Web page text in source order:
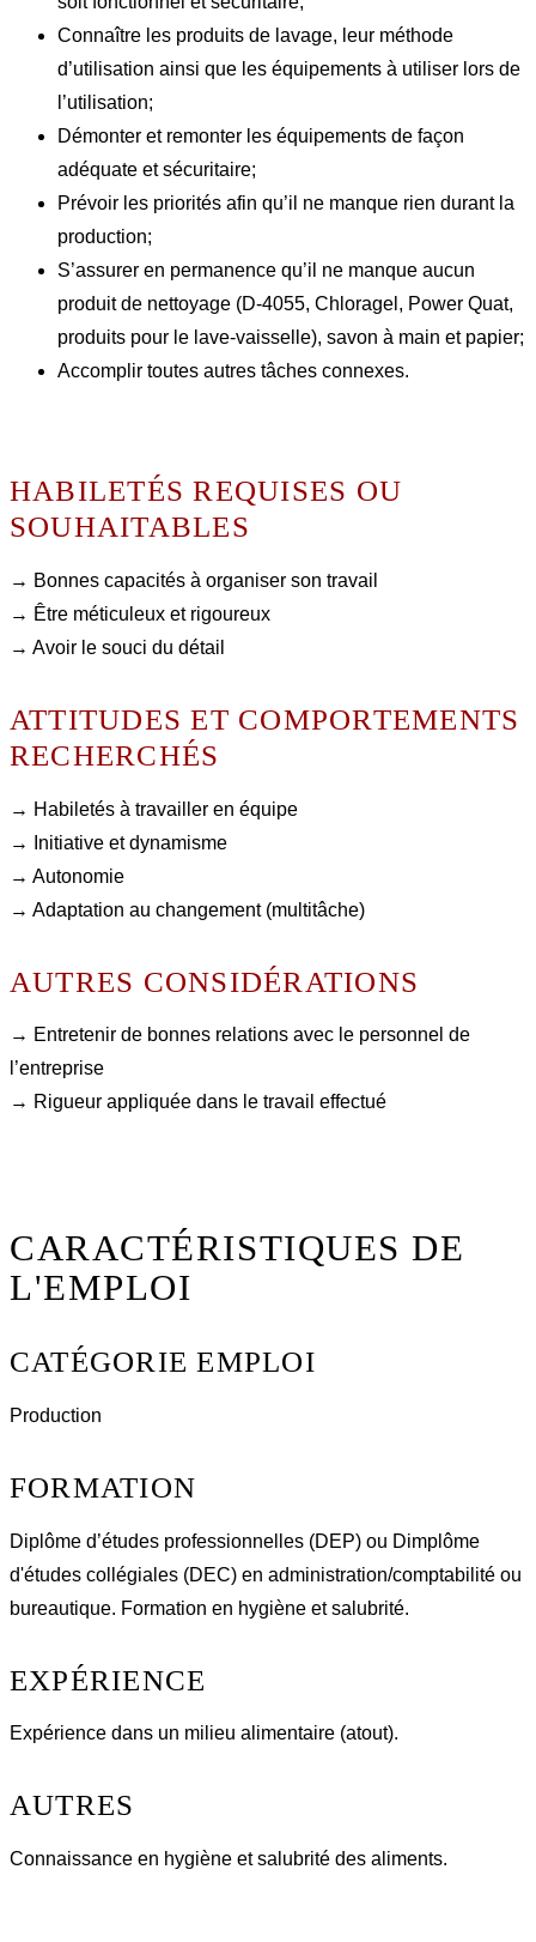
Connaître les produits de lavage, leur méthode
d’utilisation ainsi que les équipements à utiliser lors de
l’utilisation;
Démonter et remonter les équipements de façon
adéquate et sécuritaire;
Prévoir les priorités afin qu’il ne manque rien durant la
production;
S’assurer en permanence qu’il ne manque aucun
produit de nettoyage (D-4055, Chloragel, Power Quat,
produits pour le lave-vaisselle), savon à main et papier;
Accomplir toutes autres tâches connexes.
HABILETÉS REQUISES OU
SOUHAITABLES
→ Bonnes capacités à organiser son travail
→ Être méticuleux et rigoureux
→ Avoir le souci du détail
ATTITUDES ET COMPORTEMENTS
RECHERCHÉS
→ Habiletés à travailler en équipe
→ Initiative et dynamisme
→ Autonomie
→ Adaptation au changement (multitâche)
AUTRES CONSIDÉRATIONS
→ Entretenir de bonnes relations avec le personnel de
l’entreprise
→ Rigueur appliquée dans le travail effectué
CARACTÉRISTIQUES DE
L'EMPLOI
CATÉGORIE EMPLOI
Production
FORMATION
Diplôme d’études professionnelles (DEP) ou Dimplôme
d'études collégiales (DEC) en administration/comptabilité ou
bureautique. Formation en hygiène et salubrité.
EXPÉRIENCE
Expérience dans un milieu alimentaire (atout).
AUTRES
Connaissance en hygiène et salubrité des aliments.